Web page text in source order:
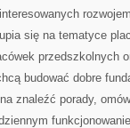
się na tematyce
przedszkolnych
budować dobre
znaleźć porady,